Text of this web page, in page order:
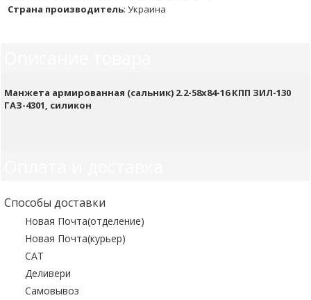
Страна производитель: Украина
Манжета армированная (сальник) 2.2-58х84-16 КПП ЗИЛ-130
ГАЗ-4301, силикон
Способы доставки
Новая Почта(отделение)
Новая Почта(курьер)
САТ
Деливери
Самовывоз